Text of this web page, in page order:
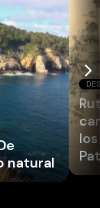
natural